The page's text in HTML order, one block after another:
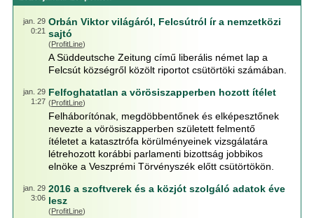
jan. 29
0:21
Orbán Viktor világáról, Felcsútról ír a nemzetközi
sajtó
(ProfitLine)
A Süddeutsche Zeitung című liberális német lap a
Felcsút községről közölt riportot csütörtöki számában.
jan. 29
1:27
Felfoghatatlan a vörösiszapperben hozott ítélet
(ProfitLine)
Felháborítónak, megdöbbentőnek és elképesztőnek
nevezte a vörösiszapperben született felmentő
ítéletet a katasztrófa körülményeinek vizsgálatára
létrehozott korábbi parlamenti bizottság jobbikos
elnöke a Veszprémi Törvényszék előtt csütörtökön.
jan. 29
3:06
2016 a szoftverek és a közjót szolgáló adatok éve
lesz
(ProfitLine)